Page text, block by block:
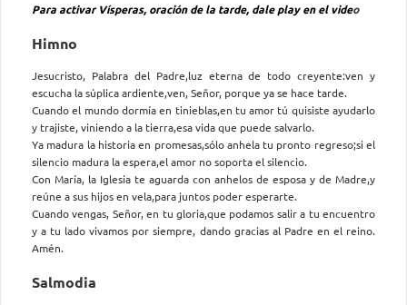
Para activar Vísperas, oración de la tarde, dale play en el video
Himno
Jesucristo, Palabra del Padre,luz eterna de todo creyente:ven y
escucha la súplica ardiente,ven, Señor, porque ya se hace tarde.
Cuando el mundo dormía en tinieblas,en tu amor tú quisiste ayudarlo
y trajiste, viniendo a la tierra,esa vida que puede salvarlo.
Ya madura la historia en promesas,sólo anhela tu pronto regreso;si el
silencio madura la espera,el amor no soporta el silencio.
Con María, la Iglesia te aguarda con anhelos de esposa y de Madre,y
reúne a sus hijos en vela,para juntos poder esperarte.
Cuando vengas, Señor, en tu gloria,que podamos salir a tu encuentro
y a tu lado vivamos por siempre, dando gracias al Padre en el reino.
Amén.
Salmodia